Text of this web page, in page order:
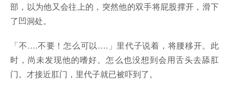
部，以为他又会往上的，突然他的双手将屁股撑开，滑下
了凹洞处。
「不….不要！怎么可以….」里代子说着，将腰移开。此
时，尚未发现他的嗜好。怎么也没想到会用舌头去舔肛
门。才接近肛门，里代子就已被吓到了。